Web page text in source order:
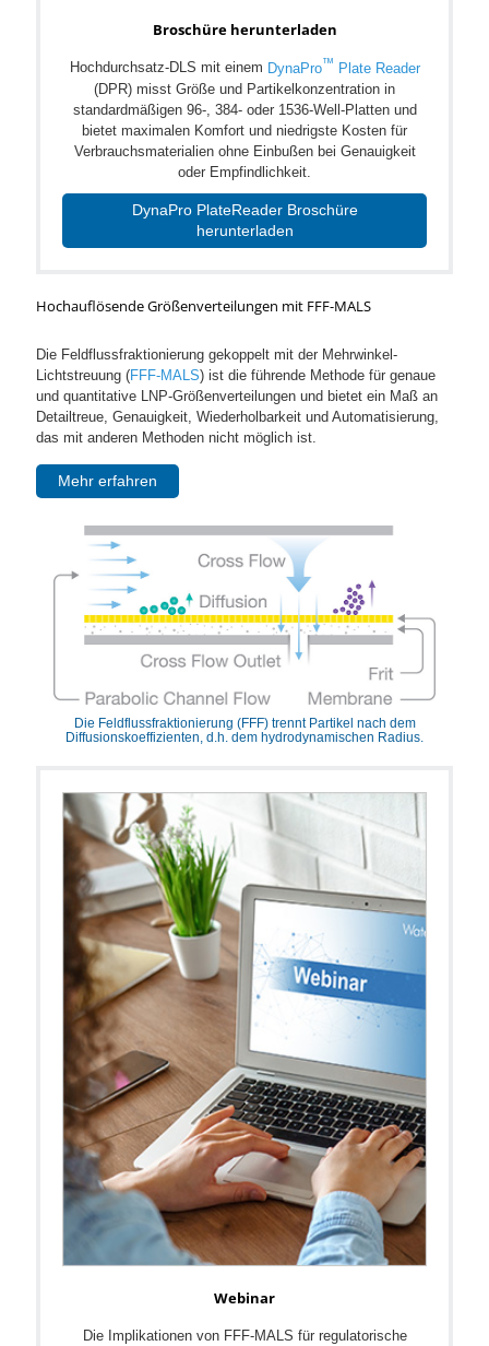
Broschüre herunterladen
Hochdurchsatz-DLS mit einem DynaPro™ Plate Reader
(DPR) misst Größe und Partikelkonzentration in
standardmäßigen 96-, 384- oder 1536-Well-Platten und
bietet maximalen Komfort und niedrigste Kosten für
Verbrauchsmaterialien ohne Einbußen bei Genauigkeit
oder Empfindlichkeit.
DynaPro PlateReader Broschüre
herunterladen
Hochauflösende Größenverteilungen mit FFF-MALS
Die Feldflussfraktionierung gekoppelt mit der Mehrwinkel-
Lichtstreuung (FFF-MALS) ist die führende Methode für genaue
und quantitative LNP-Größenverteilungen und bietet ein Maß an
Detailtreue, Genauigkeit, Wiederholbarkeit und Automatisierung,
das mit anderen Methoden nicht möglich ist.
Mehr erfahren
Die Feldflussfraktionierung (FFF) trennt Partikel nach dem
Diffusionskoeffizienten, d.h. dem hydrodynamischen Radius.
Webinar
Die Implikationen von FFF-MALS für regulatorische